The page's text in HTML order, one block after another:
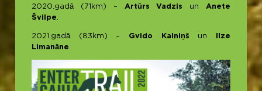
2020.gadā (71km) – Artūrs Vadzis un
Anete
Švilpe
2021.gadā (83km) – Gvido Kalniņš un
Ilze
Limanāne